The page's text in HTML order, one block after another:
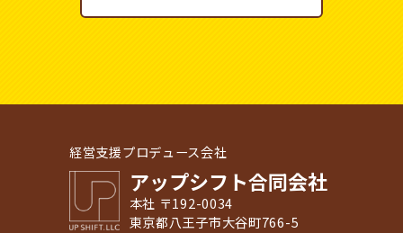
経営支援プロデュース会社
アップシフト合同会社
本社 〒192-0034
東京都八王子市大谷町766-5